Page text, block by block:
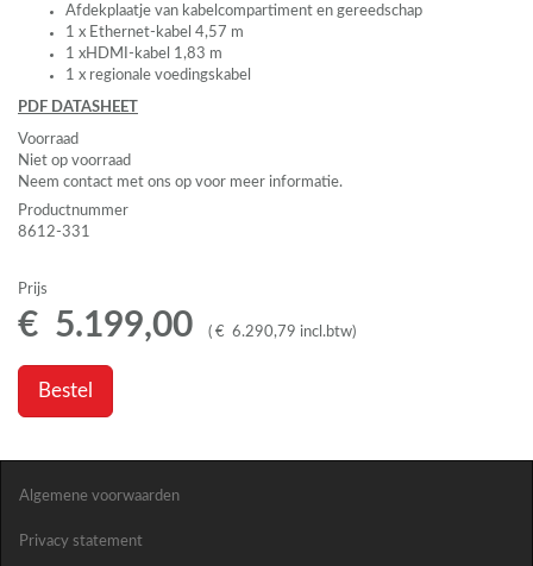
Afdekplaatje van kabelcompartiment en gereedschap
1 x Ethernet-kabel 4,57 m
1 xHDMI-kabel 1,83 m
1 x regionale voedingskabel
PDF DATASHEET
Voorraad
Niet op voorraad
Neem contact met ons op voor meer informatie.
Productnummer
8612-331
Prijs
€ 5.199,00 ( € 6.290,79 incl.btw)
Bestel
Algemene voorwaarden
Privacy statement